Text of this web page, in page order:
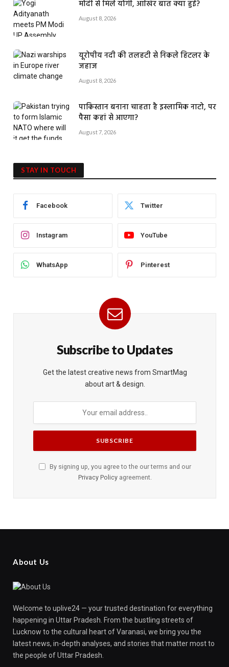
मोदी से मिले योगी, आखिर बात क्या हुई?
August 8, 2026
यूरोपीय नदी की तलहटी से निकले हिटलर के
जहाज
August 8, 2026
पाकिस्तान बनाना चाहता है इस्लामिक नाटो, पर
पैसा कहां से आएगा?
August 7, 2026
STAY IN TOUCH
Facebook Twitter
Instagram YouTube
WhatsApp Pinterest
Subscribe to Updates
Get the latest creative news from SmartMag
about art & design.
By signing up, you agree to the our terms and our
Privacy Policyagreement.
About Us
Welcome to uplive24 — your trusted destination for everything
happening in Uttar Pradesh. From the bustling streets of
Lucknow to the cultural heart of Varanasi, we bring you the
latest news, in-depth analyses, and stories that matter most to
the people of Uttar Pradesh.